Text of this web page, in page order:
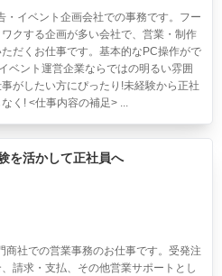
・イベント企画会社での事務です。フー
クする企画が多い会社で、営業・制作
だくお仕事です。基本的なPC操作がで
ベント運営企業ならではの明るい雰囲
がしたい方にぴったり!未経験から正社
く! <仕事内容の補足> ...
を活かして正社員へ
商社での営業事務のお仕事です。受発注
請求・支払、その他営業サポートとし